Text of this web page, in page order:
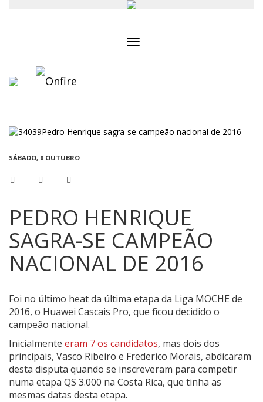
SÁBADO, 8 OUTUBRO
PEDRO HENRIQUE
SAGRA-SE CAMPEÃO
NACIONAL DE 2016
Foi no último heat da última etapa da Liga MOCHE de
2016, o Huawei Cascais Pro, que ficou decidido o
campeão nacional.
Inicialmente eram 7 os candidatos, mas dois dos
principais, Vasco Ribeiro e Frederico Morais, abdicaram
desta disputa quando se inscreveram para competir
numa etapa QS 3.000 na Costa Rica, que tinha as
mesmas datas desta etapa.